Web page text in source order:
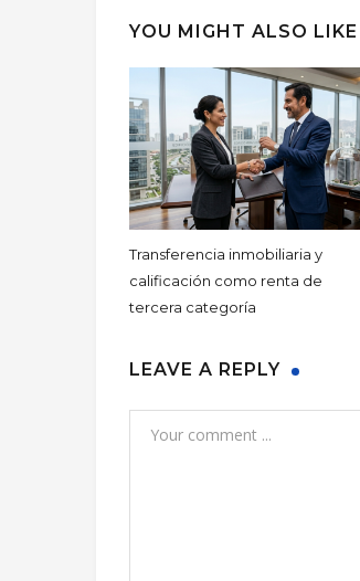
YOU MIGHT ALSO LIKE
Transferencia inmobiliaria y
calificación como renta de
tercera categoría
LEAVE A REPLY